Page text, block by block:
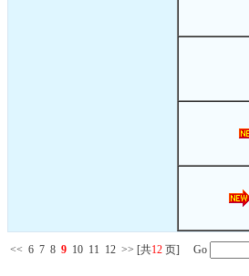
<< 6 7 8 9 10 11 12 >> [共12 页] Go